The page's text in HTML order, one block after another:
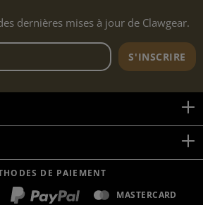
dernières mises à jour de Clawgear.
Adresse e-mail de laS'INSCRIRE
DE PAIEMENT
MASTERCARD